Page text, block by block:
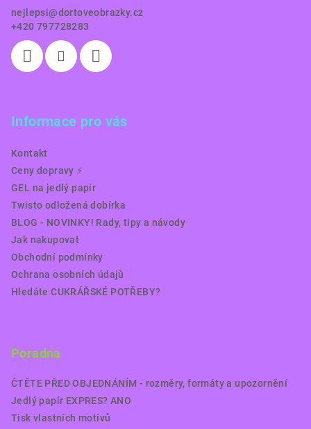
nejlepsi@dortoveobrazky.cz
+420 797728283
Informace pro vás
Kontakt
Ceny dopravy ⚡️
GEL na jedlý papír
Twisto odložená dobírka
BLOG - NOVINKY! Rady, tipy a návody
Jak nakupovat
Obchodní podmínky
Ochrana osobních údajů
Hledáte CUKRÁŘSKÉ POTŘEBY?
Poradna
ČTĚTE PŘED OBJEDNÁNÍM - rozměry, formáty a upozornění
Jedlý papír EXPRES? ANO
Tisk vlastních motivů